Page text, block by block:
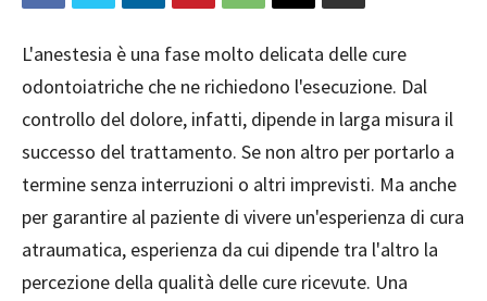
L'anestesia è una fase molto delicata delle cure
odontoiatriche che ne richiedono l'esecuzione. Dal
controllo del dolore, infatti, dipende in larga misura il
successo del trattamento. Se non altro per portarlo a
termine senza interruzioni o altri imprevisti. Ma anche
per garantire al paziente di vivere un'esperienza di cura
atraumatica, esperienza da cui dipende tra l'altro la
percezione della qualità delle cure ricevute. Una